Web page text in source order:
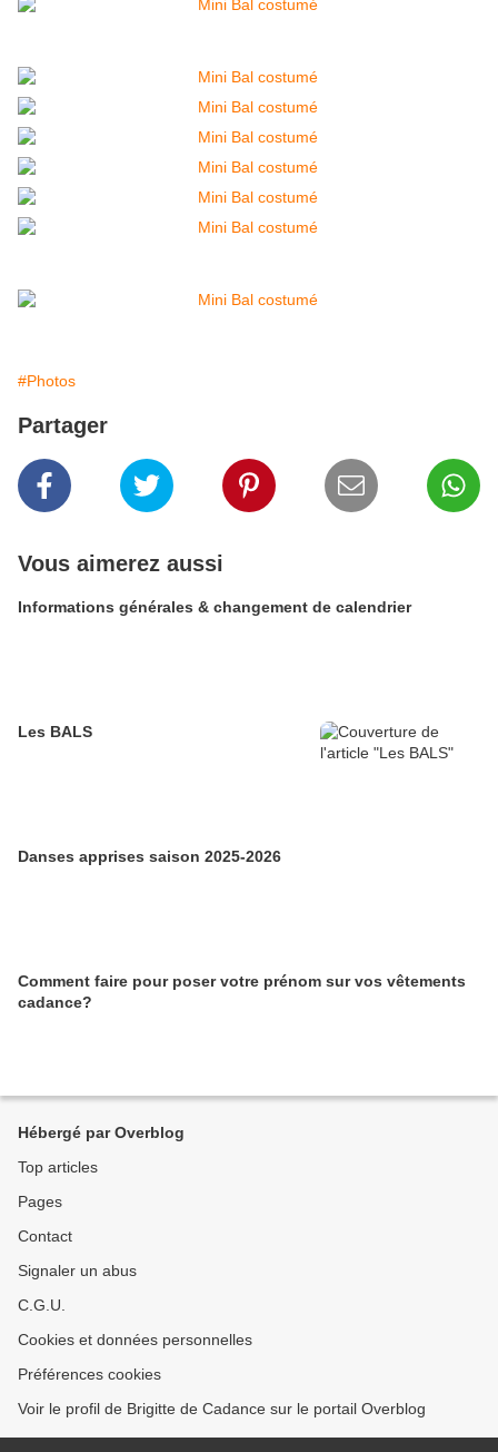
#Photos
Partager
Vous aimerez aussi
Informations générales & changement de calendrier
Les BALS
Danses apprises saison 2025-2026
Comment faire pour poser votre prénom sur vos vêtements
cadance?
Hébergé par Overblog
Top articles
Pages
Contact
Signaler un abus
C.G.U.
Cookies et données personnelles
Préférences cookies
Voir le profil de Brigitte de Cadance sur le portail Overblog